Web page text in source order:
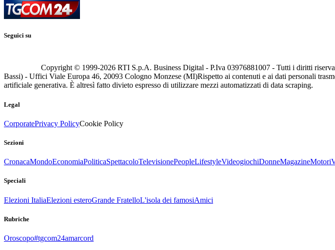
Seguici su
Copyright © 1999-2026 RTI S.p.A. Business Digital - P.Iva 03976881007 - Tutti i diritti
Bassi) - Uffici Viale Europa 46, 20093 Cologno Monzese (MI)Rispetto ai contenuti e ai dati personali
artificiale generativa. È altresì fatto divieto espresso di utilizzare mezzi automatizzati di data scraping.
Legal
CorporatePrivacy PolicyCookie Policy
Sezioni
CronacaMondoEconomiaPoliticaSpettacoloTelevisionePeopleLifestyleVideogiochiDonneMagazineMotori
Speciali
Elezioni ItaliaElezioni esteroGrande FratelloL'isola dei famosiAmici
Rubriche
Oroscopo#tgcom24amarcord